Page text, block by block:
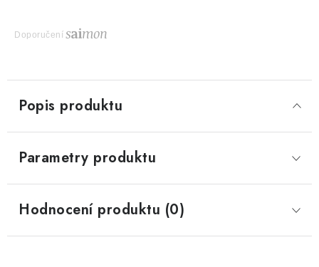
Doporučení
Popis produktu
Parametry produktu
Hodnocení produktu (0)